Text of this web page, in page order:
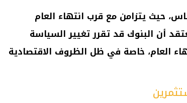
حيث يتزامن مع قرب انتهاء العام
يعتقد أن البنوك قد تقرر تغيير السياسة
العام، خاصة في ظل الظروف الاقتصادية